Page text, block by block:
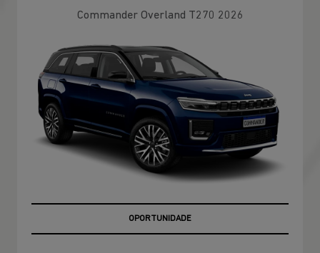
Commander Overland T270 2026
OPORTUNIDADE